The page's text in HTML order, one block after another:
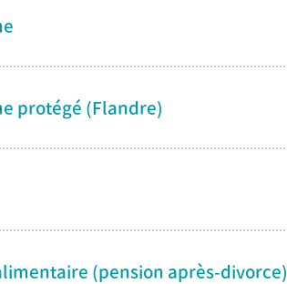
protégé (Flandre)
(pension après-divorce)